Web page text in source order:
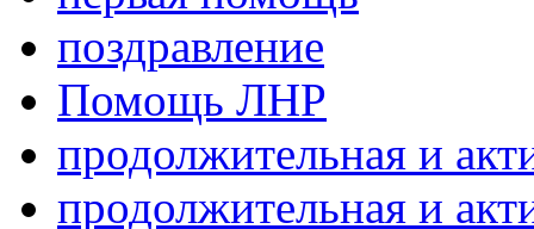
поздравление
Помощь ЛНР
продолжительная и
продолжительная и